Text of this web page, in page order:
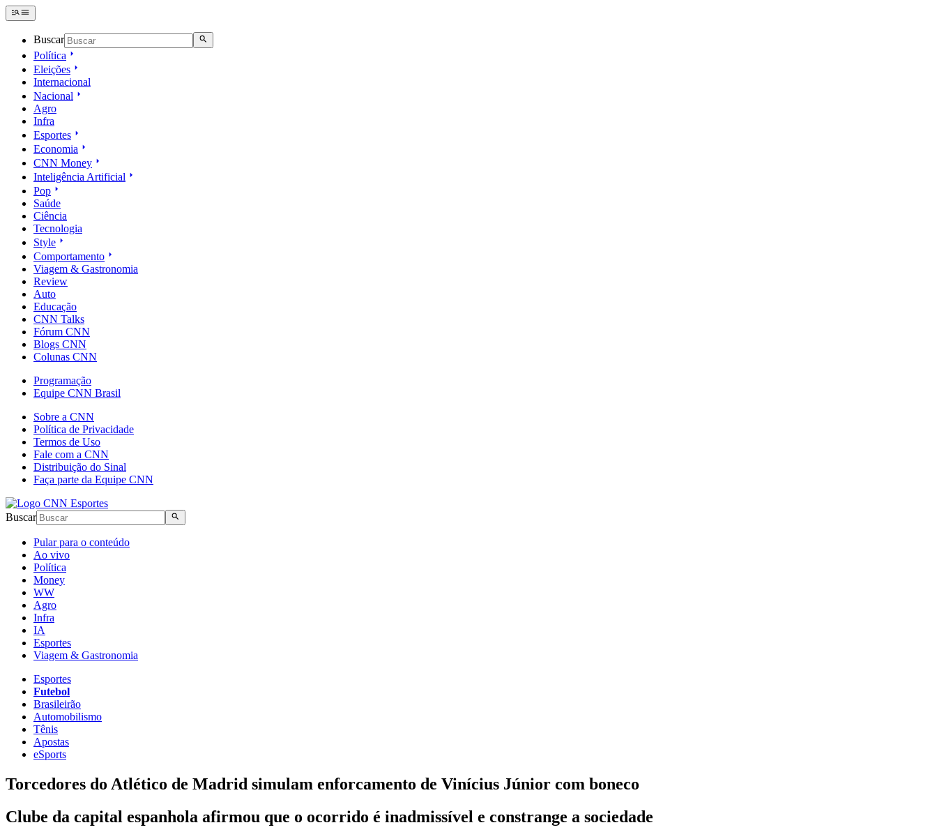
Buscar
Política
Eleições
Internacional
Nacional
Agro
Infra
Esportes
Economia
CNN Money
Inteligência Artificial
Pop
Saúde
Ciência
Tecnologia
Style
Comportamento
Viagem & Gastronomia
Review
Auto
Educação
CNN Talks
Fórum CNN
Blogs CNN
Colunas CNN
Programação
Equipe CNN Brasil
Sobre a CNN
Política de Privacidade
Termos de Uso
Fale com a CNN
Distribuição do Sinal
Faça parte da Equipe CNN
Buscar
Pular para o conteúdo
Ao vivo
Política
Money
WW
Agro
Infra
IA
Esportes
Viagem & Gastronomia
Esportes
Futebol
Brasileirão
Automobilismo
Tênis
Apostas
eSports
Torcedores do Atlético de Madrid simulam enforcamento de Vinícius Júnior com boneco
Clube da capital espanhola afirmou que o ocorrido é inadmissível e constrange a sociedade